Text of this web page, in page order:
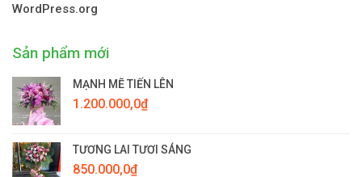
WordPress.org
Sản phẩm mới
MẠNH MẼ TIẾN LÊN
1.200.000,0₫
TƯƠNG LAI TƯƠI SÁNG
850.000,0₫